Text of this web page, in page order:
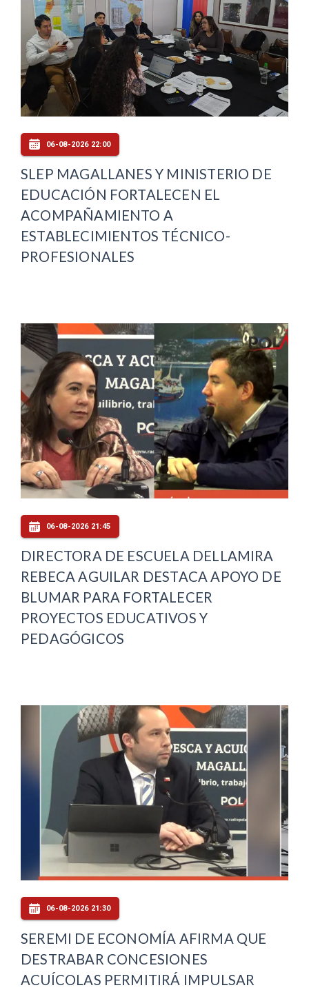
06-08-2026 22:00
SLEP MAGALLANES Y MINISTERIO DE
EDUCACIÓN FORTALECEN EL
ACOMPAÑAMIENTO A
ESTABLECIMIENTOS TÉCNICO-
PROFESIONALES
06-08-2026 21:45
DIRECTORA DE ESCUELA DELLAMIRA
REBECA AGUILAR DESTACA APOYO DE
BLUMAR PARA FORTALECER
PROYECTOS EDUCATIVOS Y
PEDAGÓGICOS
06-08-2026 21:30
SEREMI DE ECONOMÍA AFIRMA QUE
DESTRABAR CONCESIONES
ACUÍCOLAS PERMITIRÁ IMPULSAR